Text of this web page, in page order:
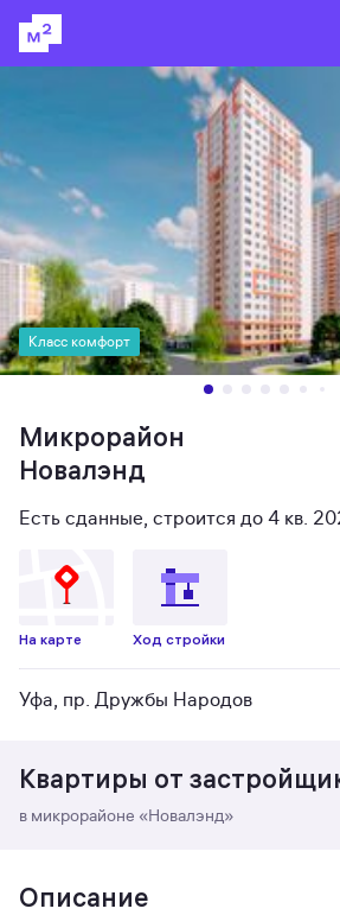
Класс комфорт
Микрорайон
Новалэнд
Есть сданные, строится до 4 кв.
На карте Ход стройки
Уфа, пр. Дружбы Народов
Квартиры от
в микрорайоне «Новалэнд»
Описание